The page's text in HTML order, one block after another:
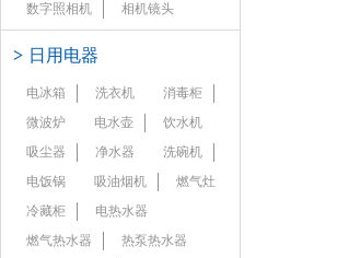
数字照相机 相机镜头
> 日用电器
电冰箱 洗衣机
消毒柜
微波炉
电水壶
饮水机
吸尘器
净水器
洗碗机
电饭锅
吸油烟机
燃气灶
冷藏柜
电热水器
燃气热水器
热泵热水器